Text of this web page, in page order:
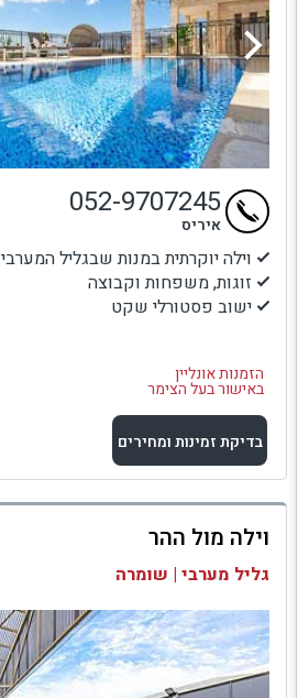
וילה יוקרתית במנות שבגליל המערבי
זוגות, משפחות וקבוצה
ישוב פסטורלי שקט
הזמנות אונליין
באישור בעל הצימר
052-9707245
איריס
בדיקת זמינות ומחירים
למתחם זה
בדיקת זמינות ומחירים
וילה מול ההר
גליל מערבי | שומרה